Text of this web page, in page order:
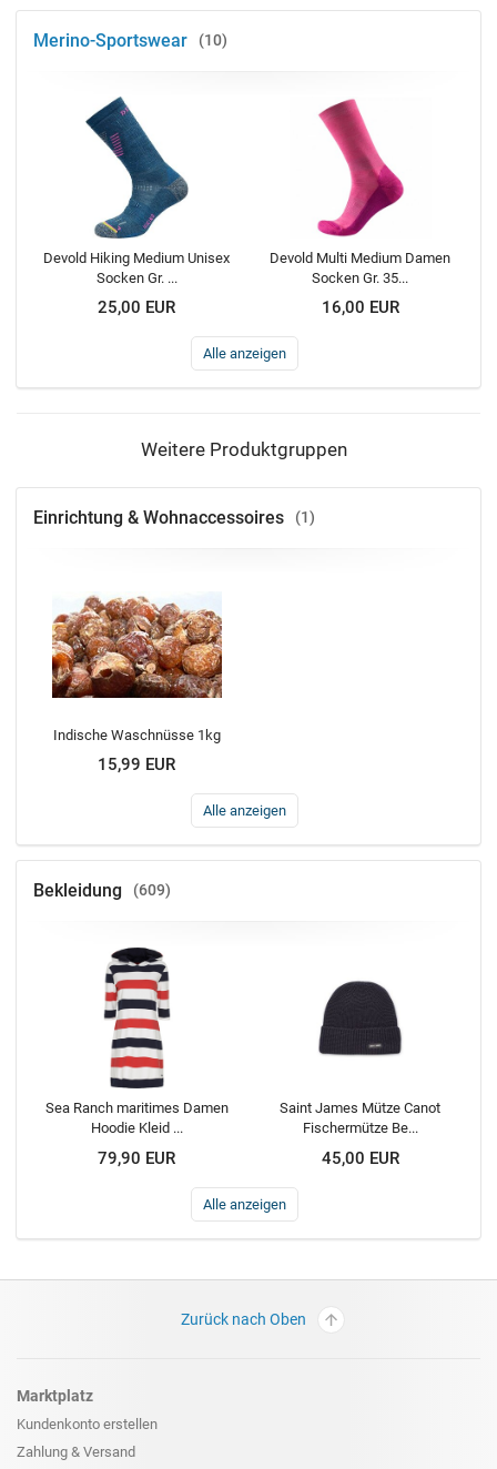
Merino-Sportswear 10
Devold Hiking Medium Unisex
Socken Gr. ...
25,00 EUR
Devold Multi Medium Damen
Socken Gr. 35...
16,00 EUR
Alle anzeigen
Weitere Produktgruppen
Einrichtung & Wohnaccessoires 1
Indische Waschnüsse 1kg
15,99 EUR
Alle anzeigen
Bekleidung 609
Sea Ranch maritimes Damen
Hoodie Kleid ...
79,90 EUR
Saint James Mütze Canot
Fischermütze Be...
45,00 EUR
Alle anzeigen
Zurück nach Oben
Marktplatz
Kundenkonto erstellen
Zahlung & Versand